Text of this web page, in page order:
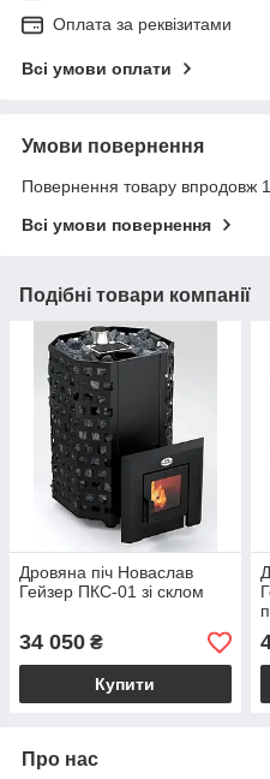
Оплата за реквізитами
Всі умови оплати
Умови повернення
Повернення товару впродовж
Всі умови повернення
Подібні товари компанії
Дровяна піч Новаслав
Гейзер ПКС-01 зі склом
34 050 ₴
Купити
Про нас